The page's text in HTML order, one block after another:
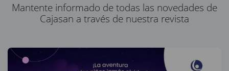
Mantente informado de todas las novedades de
Cajasan a través de nuestra revista